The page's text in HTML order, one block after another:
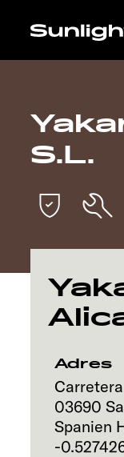
Modele
Badać
S.L.
Adres
03690
Spanien
-